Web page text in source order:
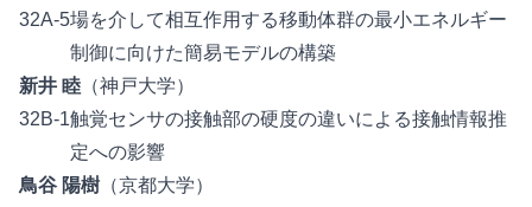
32A-5場を介して相互作用する移動体群の最小エネルギー
制御に向けた簡易モデルの構築
新井 睦 （神戸大学）
32B-1触覚センサの接触部の硬度の違いによる接触情報推
定への影響
鳥谷 陽樹 （京都大学）